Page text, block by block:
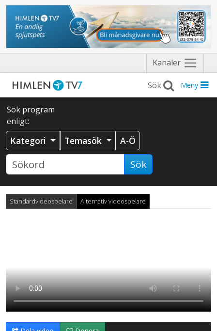
Kanaler Näytä
valikko
Meny
Sök program
enligt:
Kategori Temasök A-Ö
Sök
Standardvideospelare Alternativ videospelare